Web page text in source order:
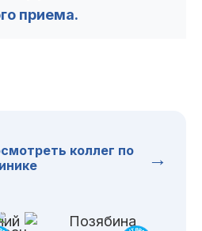
приема.
коллег по
→